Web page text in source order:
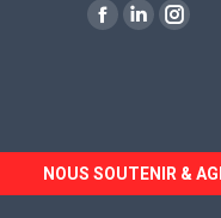
La
dans
une
La
dans
une
La
dans
une
NOUS SOUTENIR &